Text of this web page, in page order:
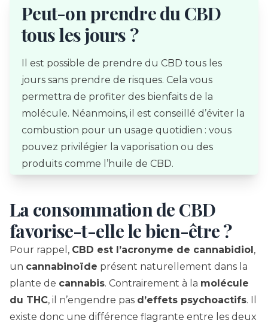
Peut-on prendre du CBD
tous les jours ?
Il est possible de prendre du CBD tous les
jours sans prendre de risques. Cela vous
permettra de profiter des bienfaits de la
molécule. Néanmoins, il est conseillé d’éviter la
combustion pour un usage quotidien : vous
pouvez privilégier la vaporisation ou des
produits comme l’huile de CBD.
La consommation de CBD
favorise-t-elle le bien-être ?
Pour rappel, CBD est l’acronyme de cannabidiol,
un cannabinoïde présent naturellement dans la
plante de cannabis. Contrairement à la molécule
du THC, il n’engendre pas d’effets psychoactifs. Il
existe donc une différence flagrante entre les deux